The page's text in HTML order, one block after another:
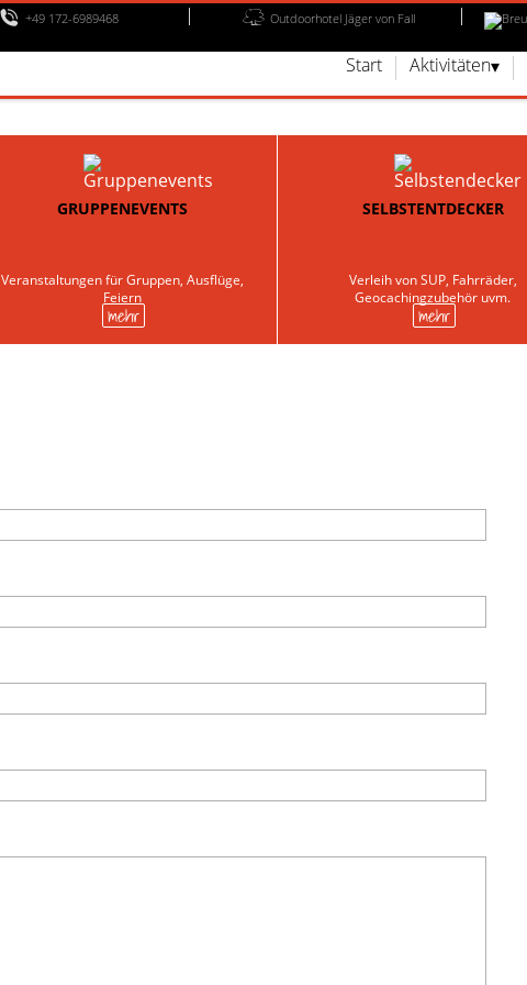
+49 172-6989468 Outdoorhotel Jäger von Fall
Start Aktivitäten
GRUPPENEVENTS
Veranstaltungen für Gruppen, Ausflüge,
Feiern
mehr
SELBSTENTDECKER
Verleih von SUP, Fahrräder,
Geocachingzubehör uvm.
mehr